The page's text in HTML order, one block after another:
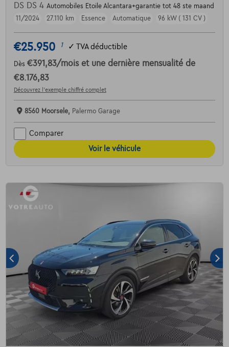
DS DS 4 Automobiles Etoile Alcantara+garantie tot 48 ste maand
11/2024
27.110 km Essence Automatique 96 kW ( 131 CV )
€25.950 1 ✓ TVA déductible
Dès €391,83/mois et une dernière mensualité de
€8.176,83
Découvrez l’exemple chiffré complet
8560 Moorsele, Palermo Garage
Comparer
Voir le véhicule